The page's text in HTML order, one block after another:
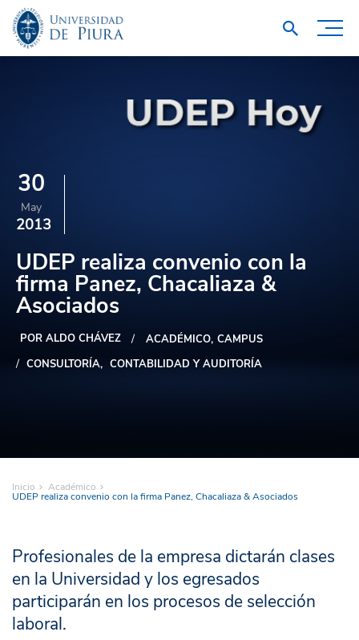
30
May
2013
UDEP realiza convenio con la
firma Panez, Chacaliaza &
Asociados
POR ALDO CHÁVEZ ACADÉMICO CAMPUS
CONSULTORÍA
CONTABILIDAD Y AUDITORÍA
Inicio Académico
UDEP realiza convenio con la firma Panez, Chacaliaza & Asociados
Profesionales de la empresa dictarán clases
en la Universidad y los egresados
participarán en los procesos de selección
laboral.